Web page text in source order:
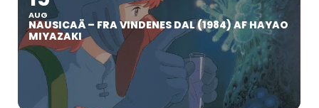
AUG
NAUSICAÄ – FRA VINDENES DAL (1984) AF HAYAO
MIYAZAKI